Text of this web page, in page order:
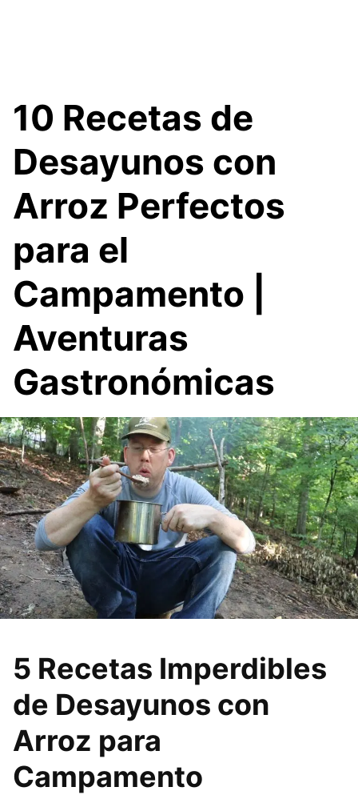
10 Recetas de
Desayunos con
Arroz Perfectos
para el
Campamento |
Aventuras
Gastronómicas
5 Recetas Imperdibles
de Desayunos con
Arroz para
Campamento